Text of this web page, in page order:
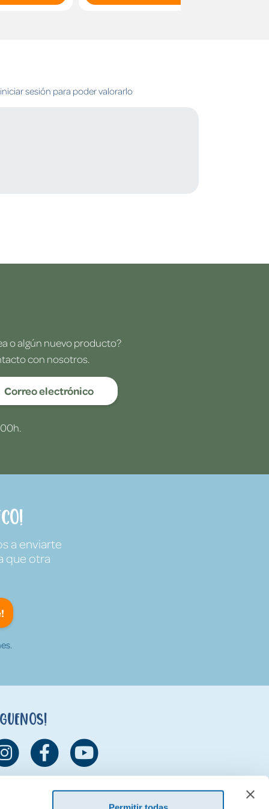
sesión para poder valorarlo
o algún nuevo producto?
con nosotros.
Correo electrónico
a enviarte
que otra